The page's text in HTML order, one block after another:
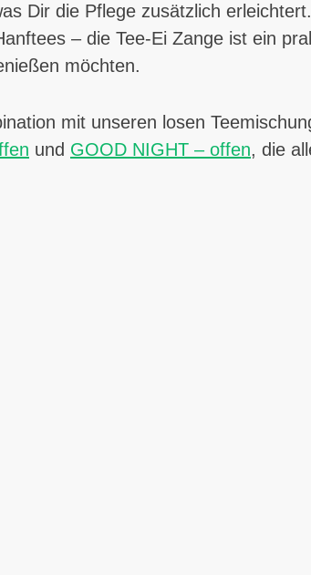
Dir die Pflege zusätzlich
– die Tee-Ei Zange ist ein
möchten.
mit unseren losen
und GOOD NIGHT – offen, die